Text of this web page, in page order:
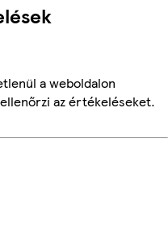
a weboldalon
az értékeléseket.